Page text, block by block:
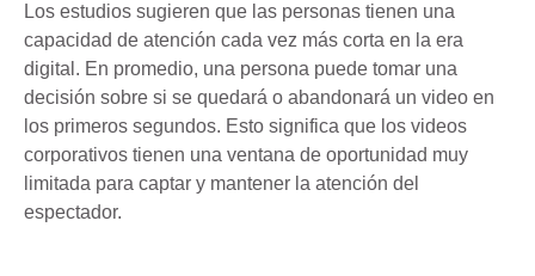
Los estudios sugieren que las personas tienen una
capacidad de atención cada vez más corta en la era
digital. En promedio, una persona puede tomar una
decisión sobre si se quedará o abandonará un video en
los primeros segundos. Esto significa que los videos
corporativos tienen una ventana de oportunidad muy
limitada para captar y mantener la atención del
espectador.